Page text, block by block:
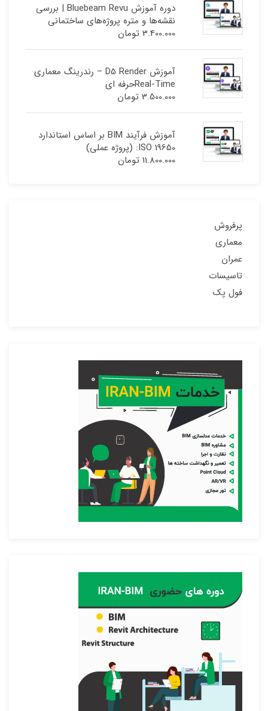
دوره آموزش Bluebeam Revu | بررسی
نقشه‌ها و متره پروژه‌های ساختمانی
3.400.000 تومان
آموزش D5 Render – رندرینگ معماری
Real-Timeحرفه ای
3.500.000 تومان
آموزش فرآیند BIM بر اساس استاندارد
ISO 19650: (پروژه عملی)
11.800.000 تومان
پرفروش
معماری
عمران
تاسیسات
فول پک